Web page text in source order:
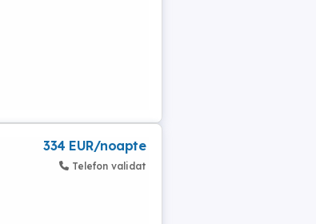
334 EUR/noapte
Telefon validat